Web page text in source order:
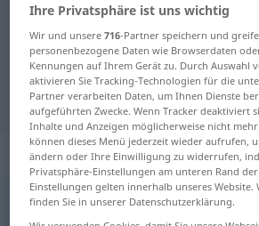
Deutsch-Russisch
"bezeichnen"
"bezeichnen" Russisch
„bezeichnen“:
bezeichnenv/t
Ihre Privatsphäre ist uns wichtig
Wir und unsere716-Partner speichern und
personenbezogene Daten wie Browserdaten
Kennungen auf Ihrem Gerät zu. Durch Auswahl
aktivieren Sie Tracking-Technologien für die
Partner verarbeiten Daten, um Ihnen Dienste
aufgeführten Zwecke. Wenn Tracker deaktiviert
Inhalte und Anzeigen möglicherweise nicht
können dieses Menü jederzeit wieder aufrufen,
ändern oder Ihre Einwilligung zu widerrufen,
Privatsphäre-Einstellungen am unteren Rand
Einstellungen gelten innerhalb unseres
finden Sie in unserer Datenschutzerklärung.